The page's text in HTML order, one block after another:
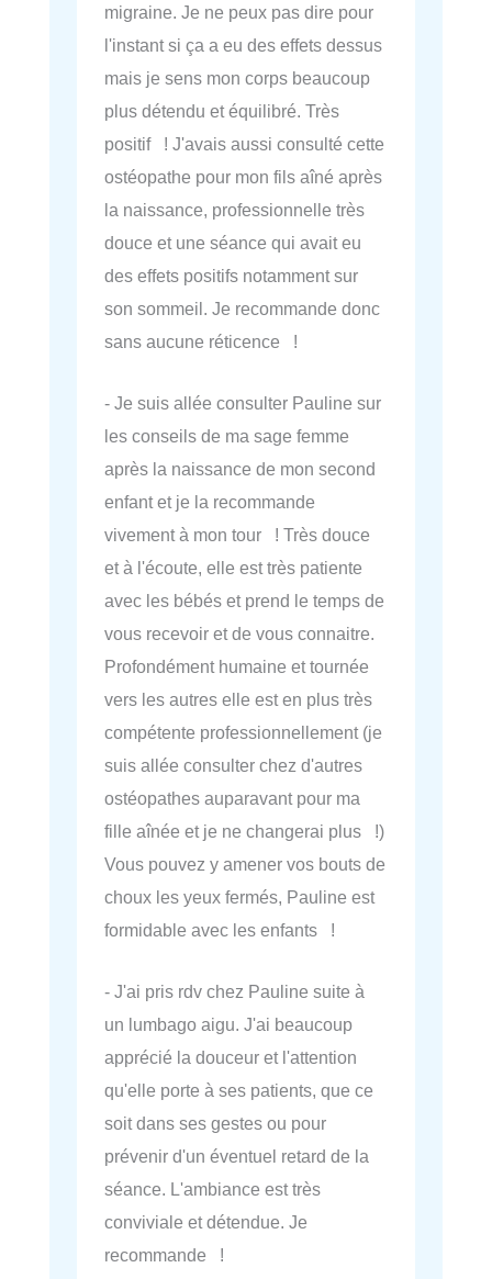
migraine. Je ne peux pas dire pour
l'instant si ça a eu des effets dessus
mais je sens mon corps beaucoup
plus détendu et équilibré. Très
positif ! J'avais aussi consulté cette
ostéopathe pour mon fils aîné après
la naissance, professionnelle très
douce et une séance qui avait eu
des effets positifs notamment sur
son sommeil. Je recommande donc
sans aucune réticence !
- Je suis allée consulter Pauline sur
les conseils de ma sage femme
après la naissance de mon second
enfant et je la recommande
vivement à mon tour ! Très douce
et à l'écoute, elle est très patiente
avec les bébés et prend le temps de
vous recevoir et de vous connaitre.
Profondément humaine et tournée
vers les autres elle est en plus très
compétente professionnellement (je
suis allée consulter chez d'autres
ostéopathes auparavant pour ma
fille aînée et je ne changerai plus !)
Vous pouvez y amener vos bouts de
choux les yeux fermés, Pauline est
formidable avec les enfants !
- J'ai pris rdv chez Pauline suite à
un lumbago aigu. J'ai beaucoup
apprécié la douceur et l'attention
qu'elle porte à ses patients, que ce
soit dans ses gestes ou pour
prévenir d'un éventuel retard de la
séance. L'ambiance est très
conviviale et détendue. Je
recommande !